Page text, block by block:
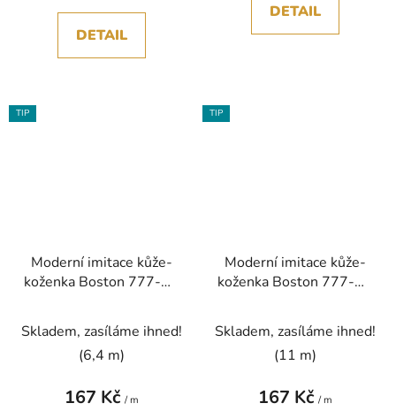
DETAIL
DETAIL
TIP
Moderní imitace kůže-
koženka Boston 777-30
bez PVC
Skladem, zasíláme ihned!
(6,4 m)
167 Kč / m
TIP
Moderní imitace kůže-
koženka Boston 777-31
PVC
Skladem, zasíláme ihned!
(11 m)
167 Kč / m